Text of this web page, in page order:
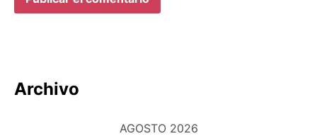
Archivo
AGOSTO 2026